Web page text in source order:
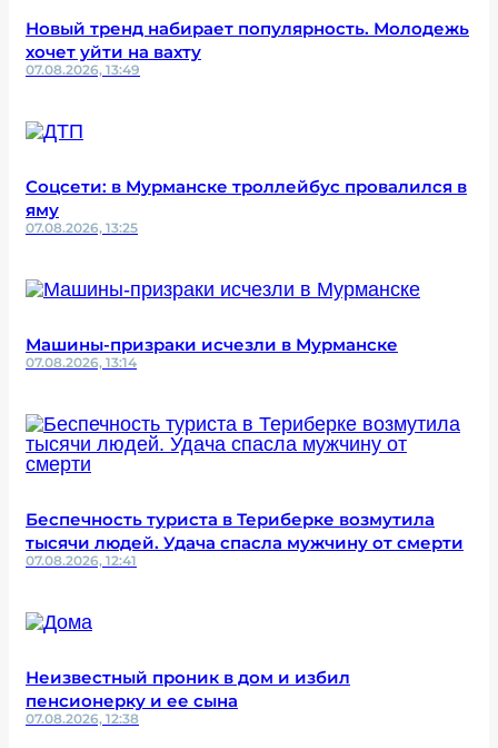
Новый тренд набирает популярность. Молодежь
хочет уйти на вахту
07.08.2026, 13:49
Соцсети: в Мурманске троллейбус провалился в
яму
07.08.2026, 13:25
Машины-призраки исчезли в Мурманске
07.08.2026, 13:14
Беспечность туриста в Териберке возмутила
тысячи людей. Удача спасла мужчину от смерти
07.08.2026, 12:41
Неизвестный проник в дом и избил
пенсионерку и ее сына
07.08.2026, 12:38